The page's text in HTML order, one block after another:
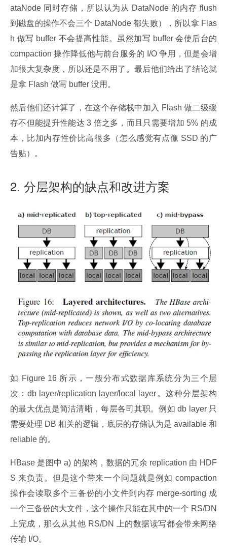
ataNode 同时存储，所以认为从 DataNode 的内存 flush
到磁盘的操作不会三个 DataNode 都失败），所以拿 Flas
h 做写 buffer 不会提高性能。虽然加写 buffer 会使后台的
compaction 操作降低他与前台服务的 I/O 争用，但是会增
加很大复杂度，所以还是不用了。最后他们给出了结论就
是拿 Flash 做写 buffer 没用。
然后他们还计算了，在这个存储栈中加入 Flash 做二级缓
存不但能提升性能达 3 倍之多，而且只需要增加 5% 的成
本，比加内存性价比高很多（怎么感觉有点像 SSD 的广
告贴）。
2. 分层架构的缺点和改进方案
如 Figure 16 所示，一般分布式数据库系统分为三个层
次：db layer/replication layer/local layer。这种分层架构
的最大优点是简洁清晰，每层各司其职。例如 db layer 只
需要处理 DB 相关的逻辑，底层的存储认为是 available 和
reliable 的。
HBase 是图中 a) 的架构，数据的冗余 replication 由 HDF
S 来负责。但是这个带来一个问题就是例如 compaction
操作会读取多个三备份的小文件到内存 merge-sorting 成
一个三备份的大文件，这个操作只能在其中的一个 RS/DN
上完成，那么从其他 RS/DN 上的数据读写都会带来网络
传输 I/O。